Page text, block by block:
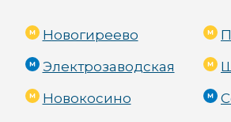
Новогиреево
Электрозаводская
Новокосино